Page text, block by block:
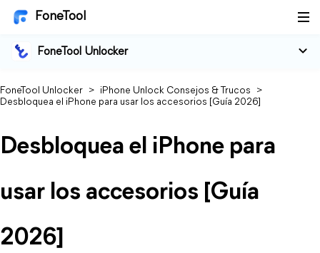
FoneTool
FoneTool Unlocker
FoneTool Unlocker > iPhone Unlock Consejos & Trucos
>
Desbloquea el iPhone para usar los accesorios [Guía 2026]
Desbloquea el iPhone para
usar los accesorios [Guía
2026]